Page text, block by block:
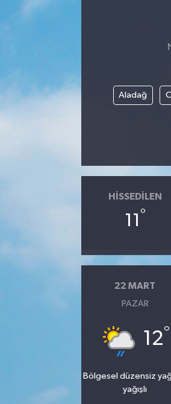
Aladağ
HISSEDILEN
11 °
22 MART
PAZAR
12°
Bölgesel düzensiz
yağışlı